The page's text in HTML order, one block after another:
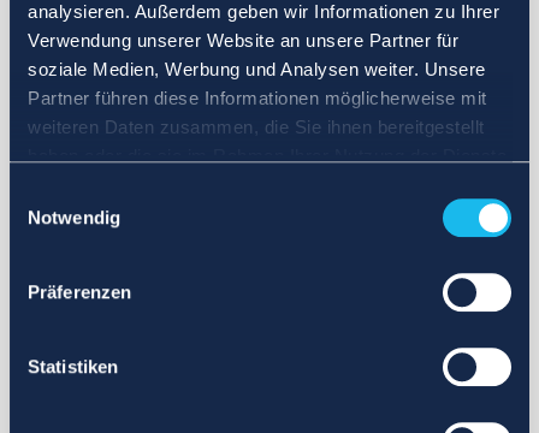
analysieren. Außerdem geben wir Informationen zu Ihrer
Verwendung unserer Website an unsere Partner für
soziale Medien, Werbung und Analysen weiter. Unsere
Partner führen diese Informationen möglicherweise mit
weiteren Daten zusammen, die Sie ihnen bereitgestellt
Notwendig
Präferenzen
Statistiken